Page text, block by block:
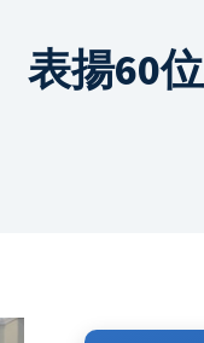
揚60